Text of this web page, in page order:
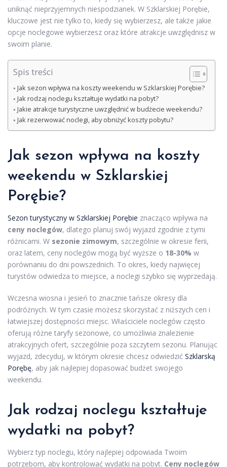
uniknąć nieprzyjemnych niespodzianek. W Szklarskiej Porębie,
kluczowe jest nie tylko to, kiedy się wybierzesz, ale także jakie
opcje noclegowe wybierzesz oraz które atrakcje uwzględnisz w
swoim planie.
Spis treści
Jak sezon wpływa na koszty weekendu w Szklarskiej Porębie?
Jak rodzaj noclegu kształtuje wydatki na pobyt?
Jakie atrakcje turystyczne uwzględnić w budżecie weekendu?
Jak rezerwować noclegi, aby obniżyć koszty pobytu?
Jak sezon wpływa na koszty
weekendu w Szklarskiej
Porębie?
Sezon turystyczny w Szklarskiej Porębie znacząco wpływa na
ceny noclegów, dlatego planuj swój wyjazd zgodnie z tymi
różnicami. W sezonie zimowym, szczególnie w okresie ferii,
oraz latem, ceny noclegów mogą być wyższe o 18-30% w
porównaniu do dni powszednich. To okres, kiedy najwięcej
turystów odwiedza to miejsce, a noclegi szybko się wyprzedają.
Wczesna wiosna i jesień to znacznie tańsze okresy dla
podróżnych. W tym czasie możesz skorzystać z niższych cen i
łatwiejszej dostępności miejsc. Właściciele noclegów często
oferują różne taryfy sezonowe, co umożliwia znalezienie
atrakcyjnych ofert, szczególnie poza szczytem sezonu. Planując
wyjazd, zdecyduj, w którym okresie chcesz odwiedzić Szklarską
Porębę, aby jak najlepiej dopasować budżet swojego
weekendu.
Jak rodzaj noclegu kształtuje
wydatki na pobyt?
Wybierz typ noclegu, który najlepiej odpowiada Twoim
potrzebom, aby kontrolować wydatki na pobyt. Ceny noclegów